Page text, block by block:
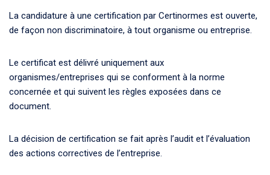
La candidature à une certification par Certinormes est ouverte,
de façon non discriminatoire, à tout organisme ou entreprise.
Le certificat est délivré uniquement aux
organismes/entreprises qui se conforment à la norme
concernée et qui suivent les règles exposées dans ce
document.
La décision de certification se fait après l’audit et l’évaluation
des actions correctives de l’entreprise.